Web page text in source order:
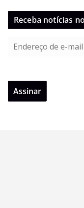
Receba notícias
e
e
Assinar